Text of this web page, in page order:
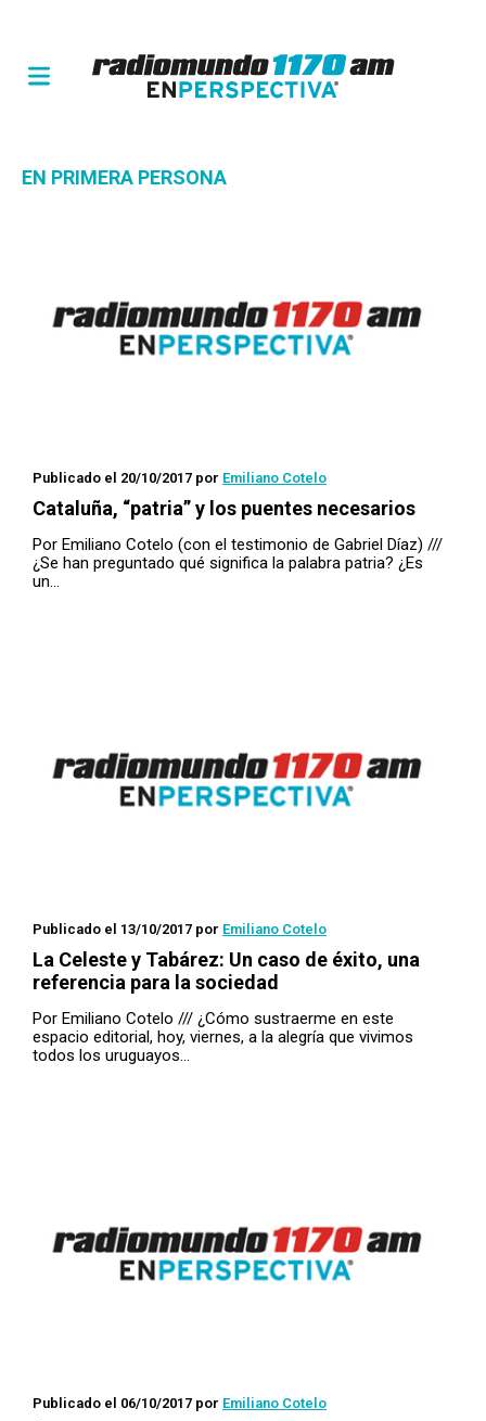
EN PRIMERA PERSONA
Publicado el 20/10/2017 por Emiliano Cotelo
Cataluña, “patria” y los puentes necesarios
Por Emiliano Cotelo (con el testimonio de Gabriel Díaz) ///
¿Se han preguntado qué significa la palabra patria? ¿Es
un…
Publicado el 13/10/2017 por Emiliano Cotelo
La Celeste y Tabárez: Un caso de éxito, una
referencia para la sociedad
Por Emiliano Cotelo /// ¿Cómo sustraerme en este
espacio editorial, hoy, viernes, a la alegría que vivimos
todos los uruguayos…
Publicado el 06/10/2017 por Emiliano Cotelo